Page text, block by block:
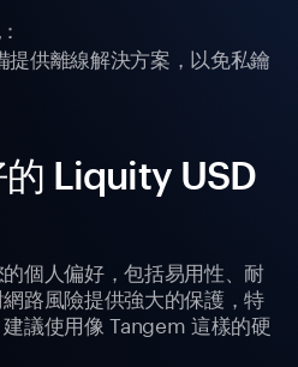
：
供離線解決方案，以免私鑰
Liquity USD
個人偏好，包括易用性、耐
路風險提供強大的保護，特
議使用像 Tangem 這樣的硬